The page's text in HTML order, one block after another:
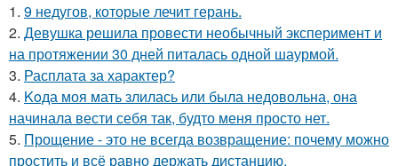
1. 9 недугов, которые лечит герань.
2. Девушка решила провести необычный эксперимент и
на протяжении 30 дней питалась одной шаурмой.
3. Расплата за характер?
4. Koда моя мать злилась или была недовольна, она
начинала вести себя так, будто меня просто нет.
5. Прощение - это не всегда возвращение: почему можно
простить и всё равно держать дистанцию.